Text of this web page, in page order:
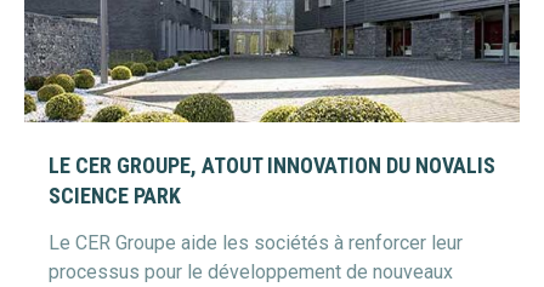
LE CER GROUPE, ATOUT INNOVATION DU NOVALIS
SCIENCE PARK
Le CER Groupe aide les sociétés à renforcer leur
processus pour le développement de nouveaux